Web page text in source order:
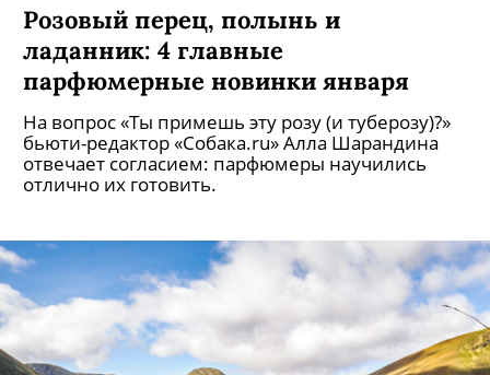
Розовый перец, полынь и
ладанник: 4 главные
парфюмерные новинки января
На вопрос «Ты примешь эту розу (и туберозу)?»
бьюти-редактор «Собака.ru» Алла Шарандина
отвечает согласием: парфюмеры научились